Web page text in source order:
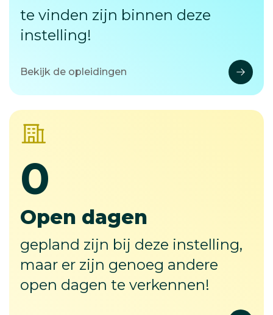
te vinden zijn binnen deze
instelling!
Bekijk de opleidingen
0
Open dagen
gepland zijn bij deze instelling,
maar er zijn genoeg andere
open dagen te verkennen!